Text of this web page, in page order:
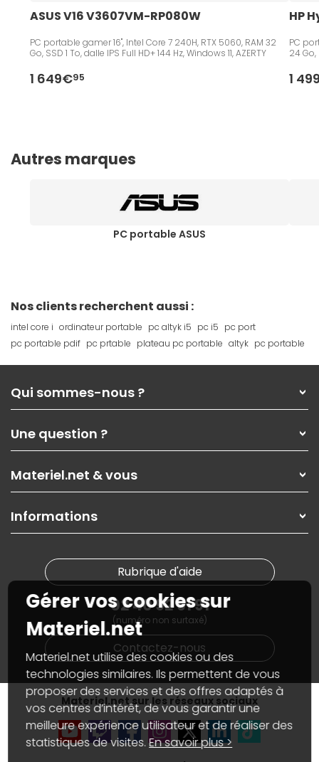
ASUS V16 V3607VM-RP080W
PC portable gamer 16", Intel Core 7 240H, RTX 5060, RAM 32
Go, SSD 1 To, dalle IPS Full HD+ 144 Hz, Windows 11, AZERTY
1 649€95
HP
PC
24 Go,
1
Autres marques
PC portable ASUS
Nos clients recherchent aussi :
intel core i ordinateur portable pc altyk i5 pc i5 pc port
pc portable pdif pc prtable plateau pc portable altyk pc portable
Qui sommes-nous ?
Nos services
Les magasins Materiel.net
Nos solutions pour les pros
Contactez-nous
Une question ?
Paiement, livraison
Garanties,Pack Zen
SAV, demander un retour
Informations
Materiel.net & vous
On rachète votre carte graphique
PC sur mesure : Votre RDV personnalisé
Materiel.net recrute
Notre programme d'affiliation
Partenariat & Sponsoring
Informations
Nos marques
Conditions générales de vente
Marketplace
Informations légales
Données personnellesetcookies
Gérer vos cookies
Accessibilité : non conforme
Rubrique d'aide
02 40 92 91 91
(numéro non surtaxé)
Contactez-nous
Materiel.net sur les réseaux sociaux
Gérer vos cookies sur
Materiel.net
Materiel.net utilise des cookies ou des
technologies similaires. Ils permettent de vous
proposer des services et des offres adaptés à
vos centres d’intérêt, de vous garantir une
meilleure expérience utilisateur et de réaliser des
statistiques de visites.En savoir plus >